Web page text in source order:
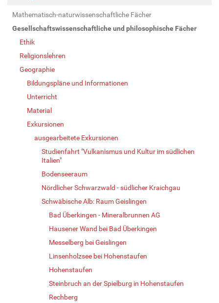
Mathematisch-naturwissenschaftliche Fächer
Gesellschaftswissenschaftliche und philosophische Fächer
Ethik
Religionslehren
Geographie
Bildungspläne und Informationen
Unterricht
Material
Exkursionen
ausgearbeitete Exkursionen
Studienfahrt "Vulkanismus und Kultur im südlichen
Italien"
Bodenseeraum
Nördlicher Schwarzwald - südlicher Kraichgau
Schwäbische Alb: Raum Geislingen
Bad Überkingen - Mineralbrunnen AG
Hausener Wand bei Bad Überkingen
Messelberg bei Geislingen
Linsenholzsee bei Hohenstaufen
Hohenstaufen
Steinbruch an der Spielburg in Hohenstaufen
Rechberg